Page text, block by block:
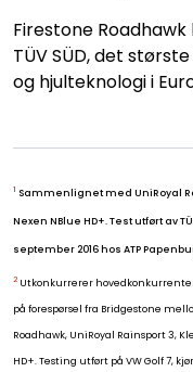
Firestone
TÜV SÜD, det
og hjulteknologi i
1 Sammenlignet med UniRoyal
Nexen NBlue HD+. Test utført av
september 2016 hos ATP
2 Utkonkurrerer hovedkonkurrenter
på forespørsel fra Bridgestone
Roadhawk, UniRoyal Rainsport 3,
HD+. Testing utført på VW Golf 7,